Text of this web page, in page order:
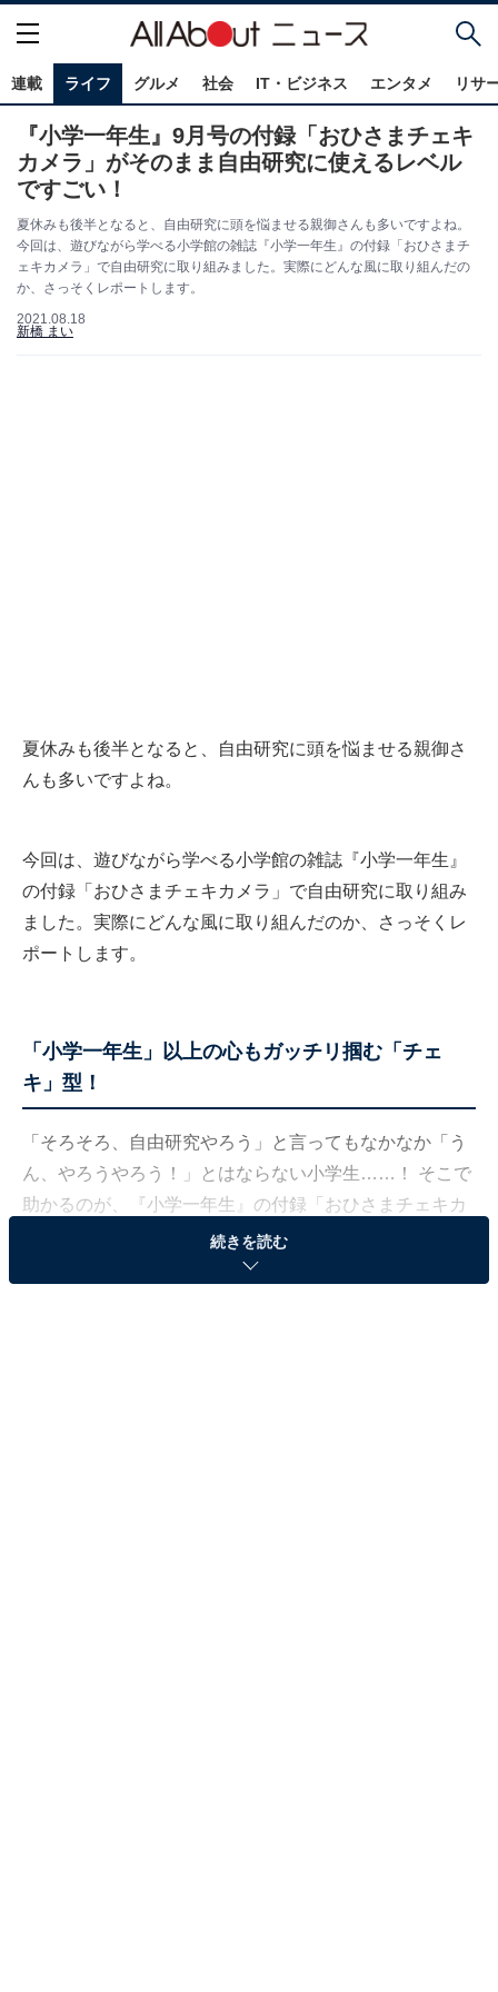
連載 ライフ グルメ 社会 IT・ビジネス エンタメ リサ
『小学一年生』9月号の付録「おひさまチェキ
カメラ」がそのまま自由研究に使えるレベル
ですごい！
夏休みも後半となると、自由研究に頭を悩ませる親御さんも多いですよね。
今回は、遊びながら学べる小学館の雑誌『小学一年生』の付録「おひさまチ
ェキカメラ」で自由研究に取り組みました。実際にどんな風に取り組んだの
か、さっそくレポートします。
2021.08.18
新橋 まい
夏休みも後半となると、自由研究に頭を悩ませる親御さ
んも多いですよね。
今回は、遊びながら学べる小学館の雑誌『小学一年生』
の付録「おひさまチェキカメラ」で自由研究に取り組み
ました。実際にどんな風に取り組んだのか、さっそくレ
ポートします。
「小学一年生」以上の心もガッチリ掴む「チェ
キ」型！
「そろそろ、自由研究やろう」と言ってもなかなか「う
ん、やろうやろう！」とはならない小学生……！ そこで
助かるのが、『小学一年生』の付録「おひさまチェキカ
メラ」。インスタントカメラ「チェキ」そのものでとて
続きを読む